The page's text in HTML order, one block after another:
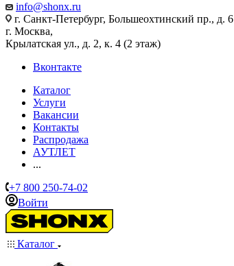
info@shonx.ru
г. Санкт-Петербург, Большеохтинский пр., д. 6
г. Москва,
Крылатская ул., д. 2, к. 4 (2 этаж)
Вконтакте
Каталог
Услуги
Вакансии
Контакты
Распродажа
АУТЛЕТ
...
+7 800 250-74-02
Войти
Каталог